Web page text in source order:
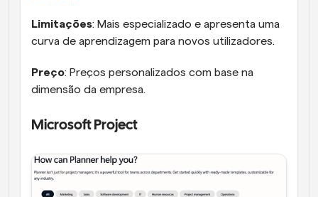
Limitações: Mais especializado e apresenta uma
curva de aprendizagem para novos utilizadores.
Preço: Preços personalizados com base na
dimensão da empresa.
Microsoft Project